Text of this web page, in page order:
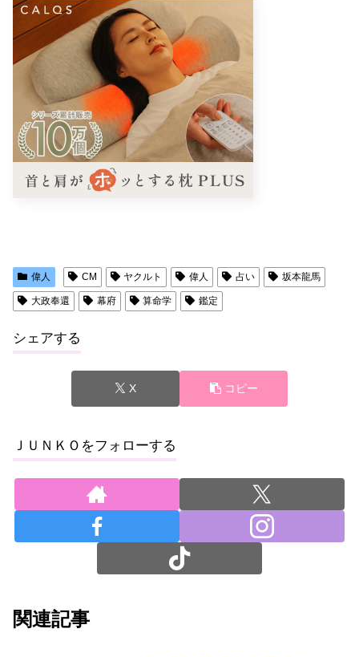
偉人 CM ヤクルト 偉人 占い 坂本龍馬
大政奉還 幕府 算命学 鑑定
シェアする
X コピー
ＪＵＮＫＯをフォローする
関連記事